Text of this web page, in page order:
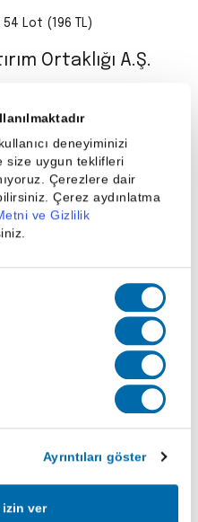
deneyiminizi
size uygun teklifleri
Çerezlere dair
Çerez aydınlatma
ve Gizlilik
Ayrıntıları göster
ver
54 Lot (196 TL)
Ortaklığı A.Ş.
2024 2023
78,0
18,2
Milyon
TL